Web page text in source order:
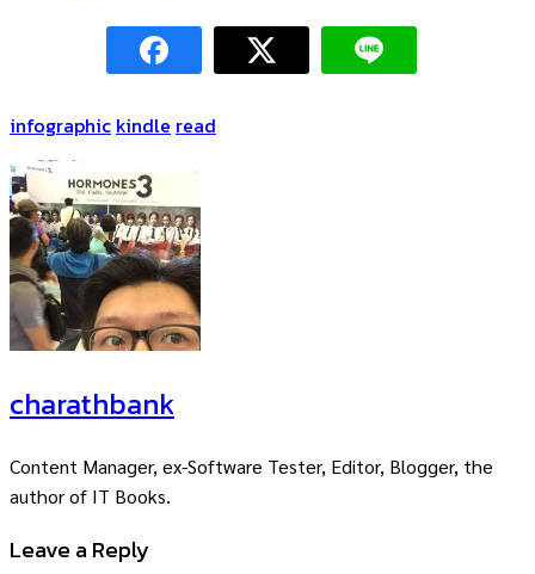
infographic kindle read
charathbank
Content Manager, ex-Software Tester, Editor, Blogger, the
author of IT Books.
Leave a Reply